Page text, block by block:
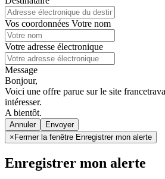
Vos coordonnées Votre nom
Votre adresse électronique
Message
Bonjour,
Voici une offre parue sur le site
intéresser.
A bientôt.
Annuler
× Fermer la fenêtre Enregistrer mon alerte
Enregistrer mon alerte